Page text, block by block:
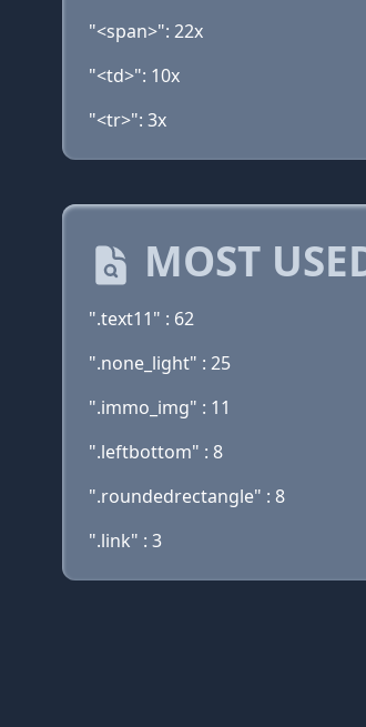
"<span>": 22x
"<td>": 10x
"<tr>": 3x
MOST
".text11" : 62
".none_light" : 25
".immo_img" : 11
".leftbottom" : 8
".roundedrectangle" : 8
".link" : 3